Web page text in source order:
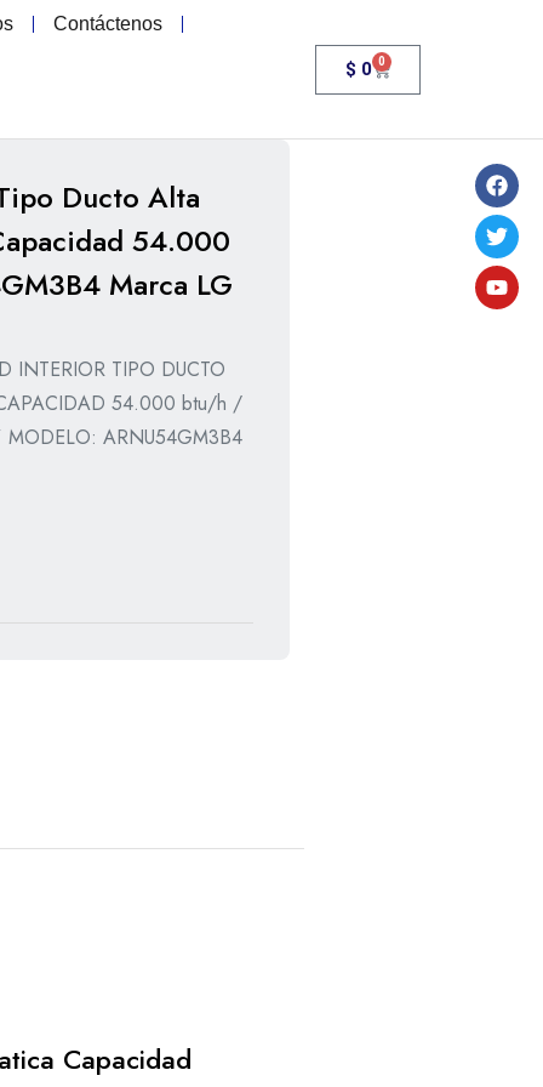
Contáctenos
$ 0 0
Ducto Alta
54.000
Marca LG
INTERIOR TIPO DUCTO
54.000 btu/h /
ARNU54GM3B4
Capacidad